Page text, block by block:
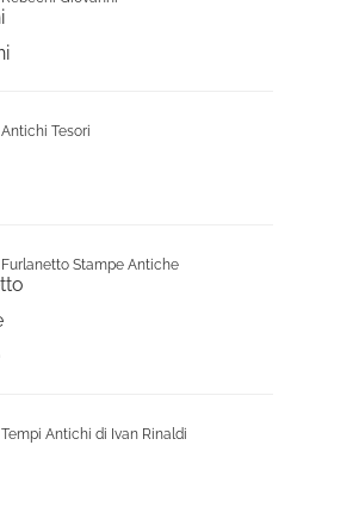
Antichi Tesori
Furlanetto Stampe Antiche
Tempi Antichi di Ivan Rinaldi